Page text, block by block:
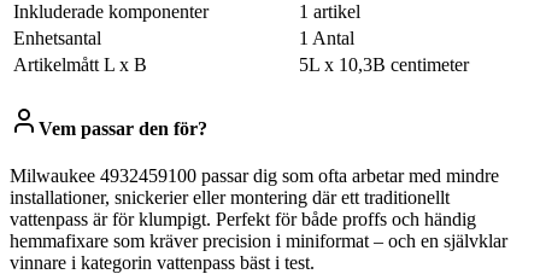
Inkluderade komponenter
1 artikel
Enhetsantal
1 Antal
Artikelmått L x B
5L x 10,3B centimeter
Vem passar den för?
Milwaukee 4932459100 passar dig som ofta arbetar med mindre
installationer, snickerier eller montering där ett traditionellt
vattenpass är för klumpigt. Perfekt för både proffs och händig
hemmafixare som kräver precision i miniformat – och en självklar
vinnare i kategorin vattenpass bäst i test.